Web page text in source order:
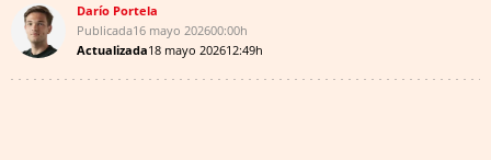
Darío Portela
Publicada16 mayo 202600:00h
Actualizada18 mayo 202612:49h